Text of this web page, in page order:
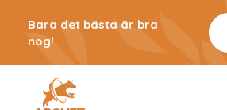
Bara det bästa är bra
nog!